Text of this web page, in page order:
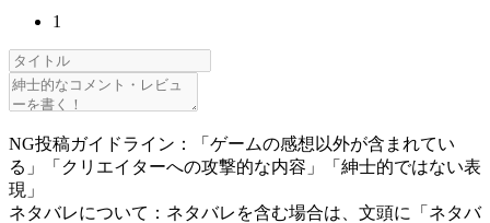
1
NG投稿ガイドライン：「ゲームの感想以外が含まれてい
る」「クリエイターへの攻撃的な内容」「紳士的ではない表
現」
ネタバレについて：ネタバレを含む場合は、文頭に「ネタバ